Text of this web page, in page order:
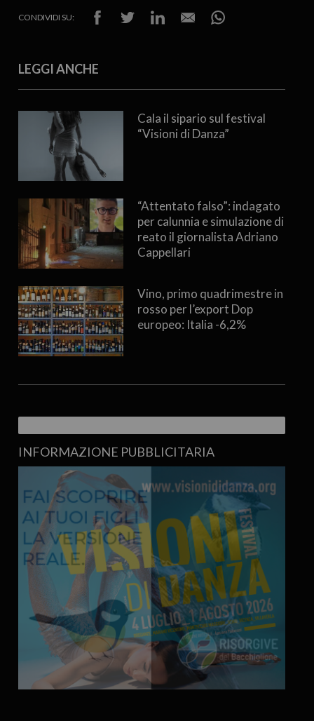
CONDIVIDI SU:
LEGGI ANCHE
Cala il sipario sul festival
“Visioni di Danza”
“Attentato falso”: indagato
per calunnia e simulazione di
reato il giornalista Adriano
Cappellari
Vino, primo quadrimestre in
rosso per l’export Dop
europeo: Italia -6,2%
INFORMAZIONE PUBBLICITARIA